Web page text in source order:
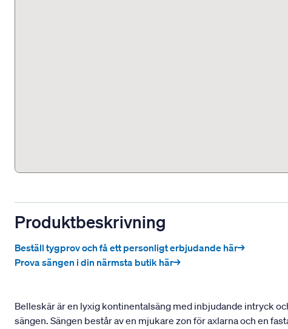
Produktbeskrivning
Beställ tygprov och få ett personligt erbjudande här→
Prova sängen i din närmsta butik här→
Belleskär är en lyxig kontinentalsäng med inbjudande intryck
sängen. Sängen består av en mjukare zon för axlarna och en